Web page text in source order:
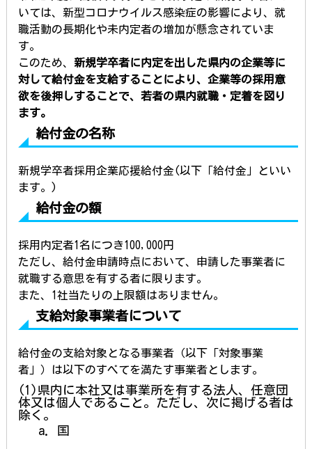
いては、新型コロナウイルス感染症の影響により、就
職活動の長期化や未内定者の増加が懸念されていま
す。
このため、 新規学卒者に内定を出した県内の企業等に
対して給付金を支給することにより、企業等の採用意
欲を後押しすることで、若者の県内就職・定着を図り
ます。
給付金の名称
新規学卒者採用企業応援給付金(以下「給付金」といい
ます。)
給付金の額
採用内定者1名につき100,000円
ただし、給付金申請時点において、申請した事業者に
就職する意思を有する者に限ります。
また、1社当たりの上限額はありません。
支給対象事業者について
給付金の支給対象となる事業者（以下「対象事業
者」）は以下のすべてを満たす事業者とします。
(1)県内に本社又は事業所を有する法人、任意団
体又は個人であること。ただし、次に掲げる者は
除く。
国